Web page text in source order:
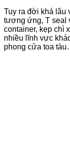
Tuy ra đời khá lâu
tương ứng, T seal
container, kẹp chì
nhiều lĩnh vực
phong cửa toa